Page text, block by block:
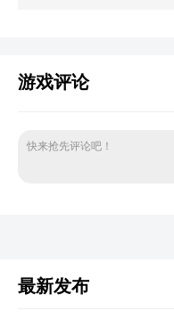
游戏评论
快来抢先评论吧！
最新发布